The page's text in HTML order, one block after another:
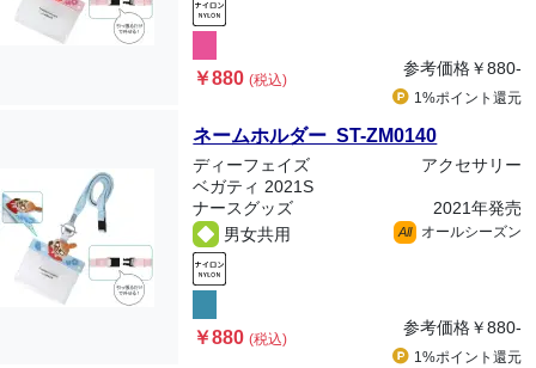
￥880(税込)
参考価格￥880-
1%ポイント 還元
ネームホルダー ST-ZM0140
ディーフェイズ
アクセサリー
ベガティ 2021S
ナースグッズ
2021年発売
男女共用
All オールシーズン
￥880(税込)
参考価格￥880-
1%ポイント 還元